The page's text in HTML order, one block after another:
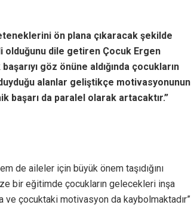
ön plana çıkaracak şekilde
dile getiren Çocuk Ergen
göz önüne aldığında çocukların
alanlar geliştikçe motivasyonunun
başarı da paralel olarak artacaktır.”
de aileler için büyük önem taşıdığını
bir eğitimde çocukların gelecekleri inşa
ve çocuktaki motivasyon da kaybolmaktadır”